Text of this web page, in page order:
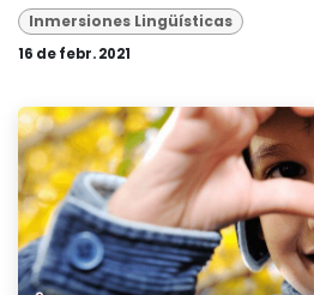
Inmersiones Lingüísticas
16 de febr. 2021